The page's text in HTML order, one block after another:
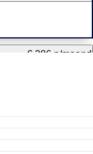
€ 286 p/maand